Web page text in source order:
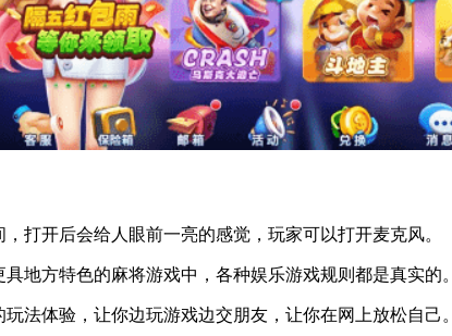
开后会给人眼前一亮的感觉，玩家可以打开麦克风。
方特色的麻将游戏中，各种娱乐游戏规则都是真实的。
体验，让你边玩游戏边交朋友，让你在网上放松自己。